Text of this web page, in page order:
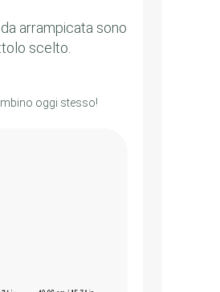
arrampicata sono
scelto.
oggi stesso!